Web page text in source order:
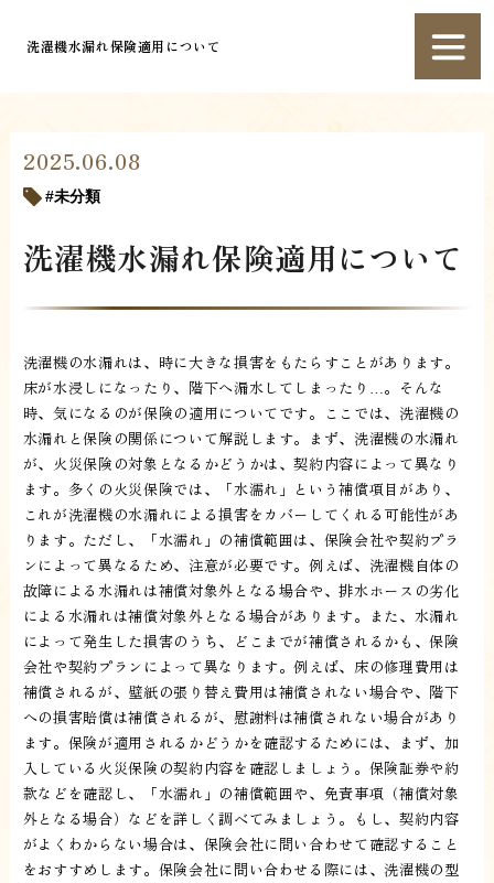
洗濯機水漏れ保険適用について
2025.06.08
未分類
洗濯機水漏れ保険適用について
洗濯機の水漏れは、時に大きな損害をもたらすことがあります。
床が水浸しになったり、階下へ漏水してしまったり…。そんな
時、気になるのが保険の適用についてです。ここでは、洗濯機の
水漏れと保険の関係について解説します。まず、洗濯機の水漏れ
が、火災保険の対象となるかどうかは、契約内容によって異なり
ます。多くの火災保険では、「水濡れ」という補償項目があり、
これが洗濯機の水漏れによる損害をカバーしてくれる可能性があ
ります。ただし、「水濡れ」の補償範囲は、保険会社や契約プラ
ンによって異なるため、注意が必要です。例えば、洗濯機自体の
故障による水漏れは補償対象外となる場合や、排水ホースの劣化
による水漏れは補償対象外となる場合があります。また、水漏れ
によって発生した損害のうち、どこまでが補償されるかも、保険
会社や契約プランによって異なります。例えば、床の修理費用は
補償されるが、壁紙の張り替え費用は補償されない場合や、階下
への損害賠償は補償されるが、慰謝料は補償されない場合があり
ます。保険が適用されるかどうかを確認するためには、まず、加
入している火災保険の契約内容を確認しましょう。保険証券や約
款などを確認し、「水濡れ」の補償範囲や、免責事項（補償対象
外となる場合）などを詳しく調べてみましょう。もし、契約内容
がよくわからない場合は、保険会社に問い合わせて確認すること
をおすすめします。保険会社に問い合わせる際には、洗濯機の型